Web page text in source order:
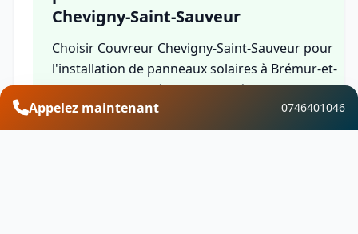
Chevigny-Saint-Sauveur
Choisir Couvreur Chevigny-Saint-Sauveur pour
l'installation de panneaux solaires à Brémur-et-
Vaurois dans le département Côte-d'Or, c'est
bénéficier de l'expertise d'une équipe qualifiée, de
solutions sur-mesure, de garanties complètes et
Appelez maintenant 0746401046